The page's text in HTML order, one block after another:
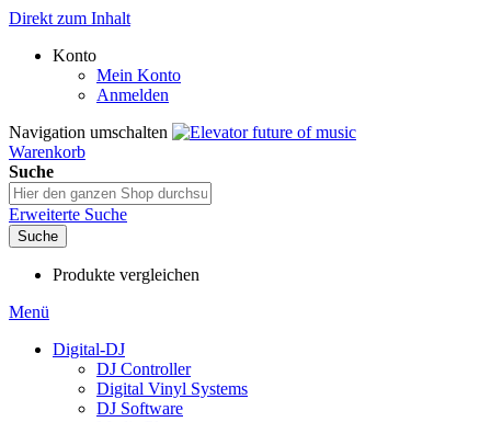
Direkt zum Inhalt
Konto
Mein Konto
Anmelden
Navigation umschalten
Warenkorb
Suche
Erweiterte Suche
Suche
Produkte vergleichen
Menü
Digital-DJ
DJ Controller
Digital Vinyl Systems
DJ Software